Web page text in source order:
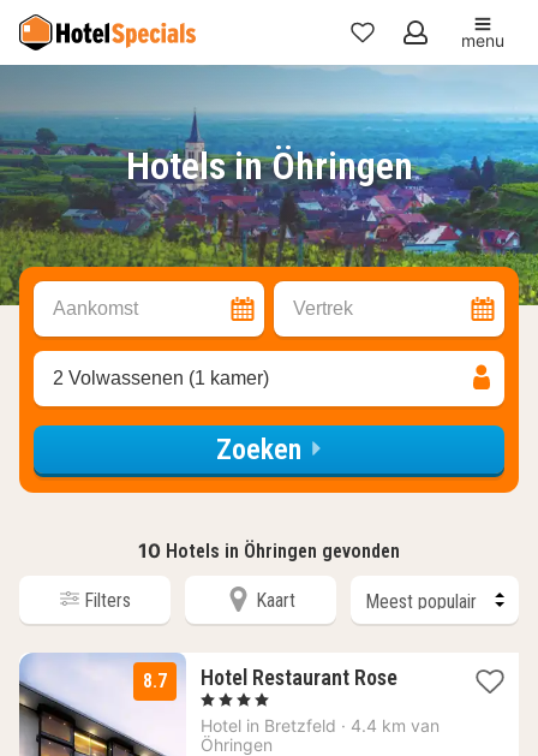
Mijn
menu
Hotels in Öhringen
Aankomst Vertrek
2 Volwassenen (1 kamer)
Zoeken
10 Hotels in Öhringen gevonden
Filters Kaart
8.7 Hotel Restaurant Rose3
vanaf
, 4 Sterren
Hotel in Bretzfeld · 4.4 km van
Öhringen